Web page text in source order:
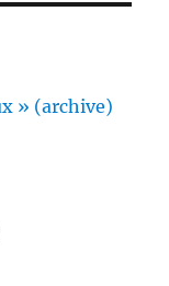
» (archive)